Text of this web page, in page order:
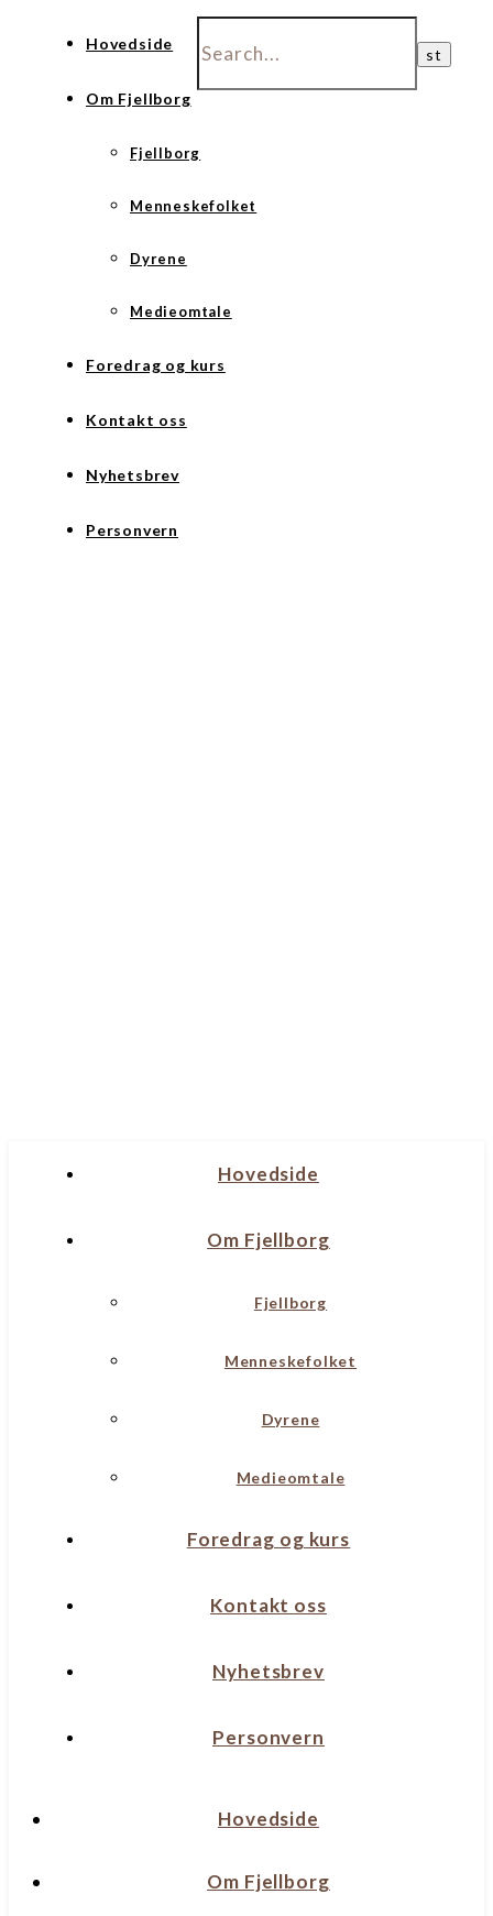
Hovedside
Om Fjellborg
Fjellborg
Menneskefolket
Dyrene
Medieomtale
Foredrag og kurs
Kontakt oss
Nyhetsbrev
Personvern
Hovedside
Om Fjellborg
Fjellborg
Menneskefolket
Dyrene
Medieomtale
Foredrag og kurs
Kontakt oss
Nyhetsbrev
Personvern
Hovedside
Om Fjellborg